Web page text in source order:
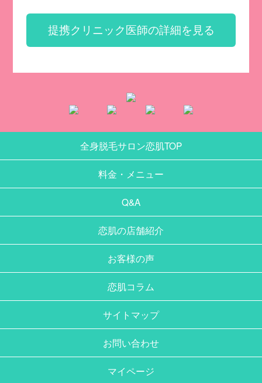
提携クリニック医師の詳細を見る
全身脱毛サロン恋肌TOP
料金・メニュー
Q&A
恋肌の店舗紹介
お客様の声
恋肌コラム
サイトマップ
お問い合わせ
マイページ